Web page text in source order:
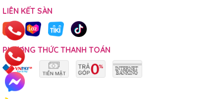
LIÊN KẾT SÀN
PHƯƠNG THỨC THANH TOÁN